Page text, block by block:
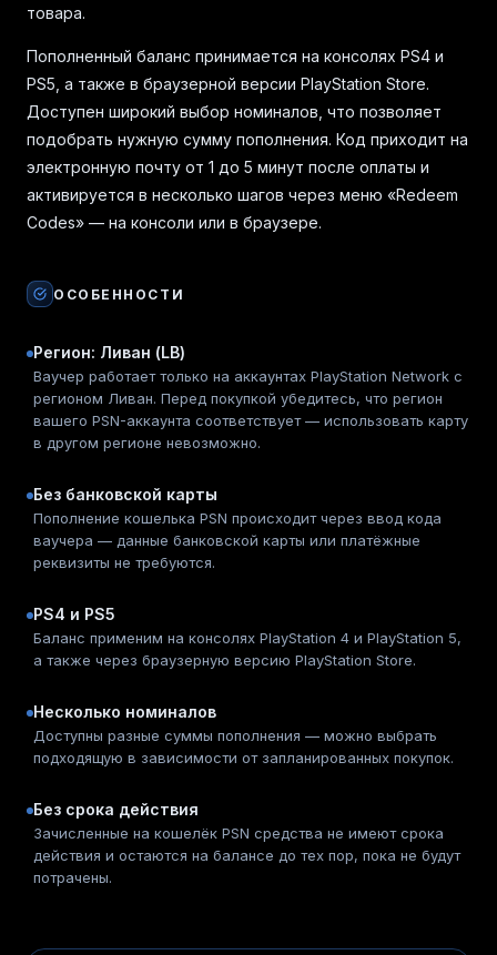
товара.
Пополненный баланс принимается на консолях PS4 и
PS5, а также в браузерной версии PlayStation Store.
Доступен широкий выбор номиналов, что позволяет
подобрать нужную сумму пополнения. Код приходит на
электронную почту от 1 до 5 минут после оплаты и
активируется в несколько шагов через меню «Redeem
Codes» — на консоли или в браузере.
ОСОБЕННОСТИ
Регион: Ливан (LB)
Ваучер работает только на аккаунтах PlayStation Network с
регионом Ливан. Перед покупкой убедитесь, что регион
вашего PSN-аккаунта соответствует — использовать карту
в другом регионе невозможно.
Без банковской карты
Пополнение кошелька PSN происходит через ввод кода
ваучера — данные банковской карты или платёжные
реквизиты не требуются.
PS4 и PS5
Баланс применим на консолях PlayStation 4 и PlayStation 5,
а также через браузерную версию PlayStation Store.
Несколько номиналов
Доступны разные суммы пополнения — можно выбрать
подходящую в зависимости от запланированных покупок.
Без срока действия
Зачисленные на кошелёк PSN средства не имеют срока
действия и остаются на балансе до тех пор, пока не будут
потрачены.